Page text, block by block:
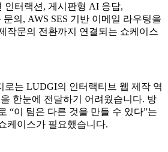
인터랙션, 게시판형 AI 응답,
문의, AWS SES 기반 이메일 라우팅을
작문의 전환까지 연결되는 쇼케이스
로는 LUDGI의 인터랙티브 웹 제작 역
한눈에 전달하기 어려웠습니다. 방
“이 팀은 다른 것을 만들 수 있다”는
케이스가 필요했습니다.